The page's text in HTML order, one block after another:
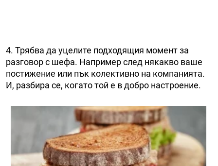
4. Трябва да уцелите подходящия момент за
разговор с шефа. Например след някакво ваше
постижение или пък колективно на компанията.
И, разбира се, когато той е в добро настроение.